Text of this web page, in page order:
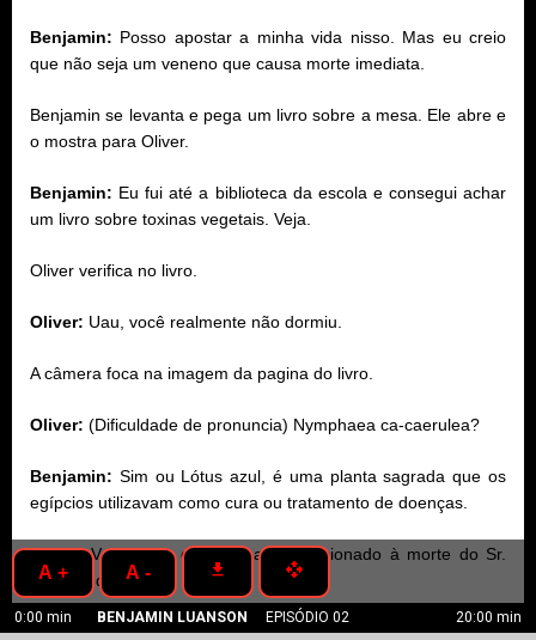
0:00 min BENJAMIN LUANSON EPISÓDIO 02 20:00 min
A + A - get_app open_with
Benjamin: Posso apostar a minha vida nisso. Mas eu creio
que não seja um veneno que causa morte imediata.
Benjamin se levanta e pega um livro sobre a mesa. Ele abre e
o mostra para Oliver.
Benjamin: Eu fui até a biblioteca da escola e consegui achar
um livro sobre toxinas vegetais. Veja.
Oliver verifica no livro.
Oliver: Uau, você realmente não dormiu.
A câmera foca na imagem da pagina do livro.
Oliver: (Dificuldade de pronuncia) Nymphaea ca-caerulea?
Benjamin: Sim ou Lótus azul, é uma planta sagrada que os
egípcios utilizavam como cura ou tratamento de doenças.
Oliver: Você acha que tem algo relacionado à morte do Sr.
Cleveland?
Benjamin: Talvez. Algumas tribos na Índia utilizam o veneno